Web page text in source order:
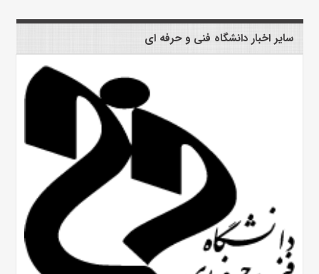
سایر اخبار دانشگاه فنی و حرفه ای